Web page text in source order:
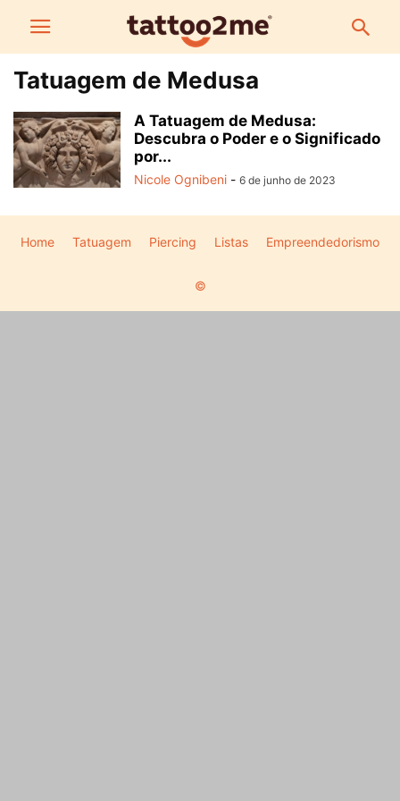
Tatuagem de Medusa
A Tatuagem de Medusa:
Descubra o Poder e o Significado
por...
Nicole Ognibeni - 6 de junho de 2023
Home Tatuagem Piercing Listas Empreendedorismo
©